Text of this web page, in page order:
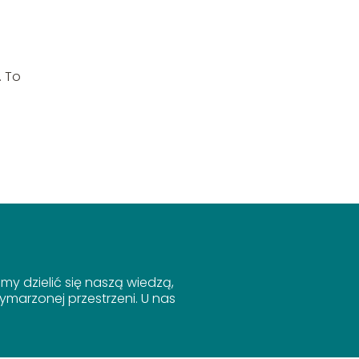
To
dzielić się naszą wiedzą,
przestrzeni. U nas